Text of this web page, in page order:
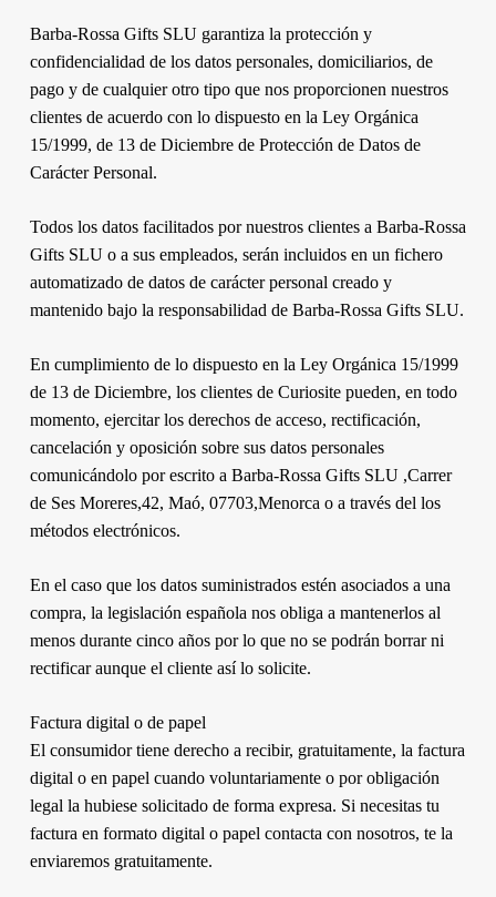
Barba-Rossa Gifts SLU garantiza la protección y
confidencialidad de los datos personales, domiciliarios, de
pago y de cualquier otro tipo que nos proporcionen nuestros
clientes de acuerdo con lo dispuesto en la Ley Orgánica
15/1999, de 13 de Diciembre de Protección de Datos de
Carácter Personal.
Todos los datos facilitados por nuestros clientes a Barba-Rossa
Gifts SLU o a sus empleados, serán incluidos en un fichero
automatizado de datos de carácter personal creado y
mantenido bajo la responsabilidad de Barba-Rossa Gifts SLU.
En cumplimiento de lo dispuesto en la Ley Orgánica 15/1999
de 13 de Diciembre, los clientes de Curiosite pueden, en todo
momento, ejercitar los derechos de acceso, rectificación,
cancelación y oposición sobre sus datos personales
comunicándolo por escrito a Barba-Rossa Gifts SLU ,Carrer
de Ses Moreres,42, Maó, 07703,Menorca o a través del los
métodos electrónicos.
En el caso que los datos suministrados estén asociados a una
compra, la legislación española nos obliga a mantenerlos al
menos durante cinco años por lo que no se podrán borrar ni
rectificar aunque el cliente así lo solicite.
Factura digital o de papel
El consumidor tiene derecho a recibir, gratuitamente, la factura
digital o en papel cuando voluntariamente o por obligación
legal la hubiese solicitado de forma expresa. Si necesitas tu
factura en formato digital o papel contacta con nosotros, te la
enviaremos gratuitamente.